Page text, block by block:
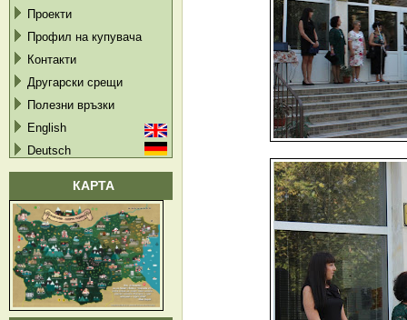
Проекти
Профил на купувача
Контакти
Другарски срещи
Полезни връзки
English
Deutsch
КАРТА